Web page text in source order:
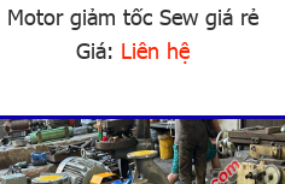
Motor giảm tốc Sew giá rẻ
Giá: Liên hệ